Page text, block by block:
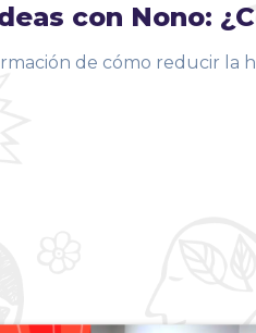
con Nono:
de cómo reducir la